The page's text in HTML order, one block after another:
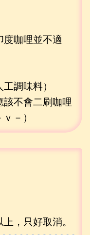
度咖哩並不適
調味料）
該不會二刷咖哩
－）
，只好取消。